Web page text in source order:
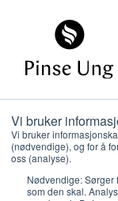
Vi bruker
Vi bruker
(nødvendige), og for å
oss (analyse).
Nødvendige: Sørger
som den skal.
Tur 02